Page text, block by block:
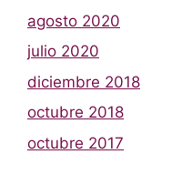
agosto 2020
julio 2020
diciembre 2018
octubre 2018
octubre 2017